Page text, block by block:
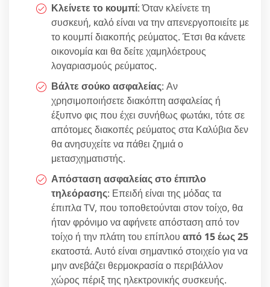
Κλείνετε το κουμπί: Όταν κλείνετε τη
συσκευή, καλό είναι να την απενεργοποιείτε με
το κουμπί διακοπής ρεύματος. Έτσι θα κάνετε
οικονομία και θα δείτε χαμηλόετρους
λογαριασμούς ρεύματος.
Βάλτε σούκο ασφαλείας: Αν
χρησιμοποιήσετε διακόπτη ασφαλείας ή
έξυπνο φις που έχει συνήθως φωτάκι, τότε σε
απότομες διακοπές ρεύματος στα Καλύβια δεν
θα ανησυχείτε να πάθει ζημιά ο
μετασχηματιστής.
Απόσταση ασφαλείας στο έπιπλο
τηλεόρασης: Επειδή είναι της μόδας τα
έπιπλα TV, που τοποθετούνται στον τοίχο, θα
ήταν φρόνιμο να αφήνετε απόσταση από τον
τοίχο ή την πλάτη του επίπλου από 15 έως 25
εκατοστά. Αυτό είναι σημαντικό στοιχείο για να
μην ανεβάζει θερμοκρασία ο περιβάλλον
χώρος πέριξ της ηλεκτρονικής συσκευής.